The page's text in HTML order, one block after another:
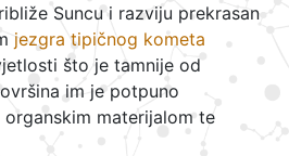
Suncu i razviju prekrasan
jezgra tipičnog kometa
što je tamnije od
im je potpuno
materijalom te